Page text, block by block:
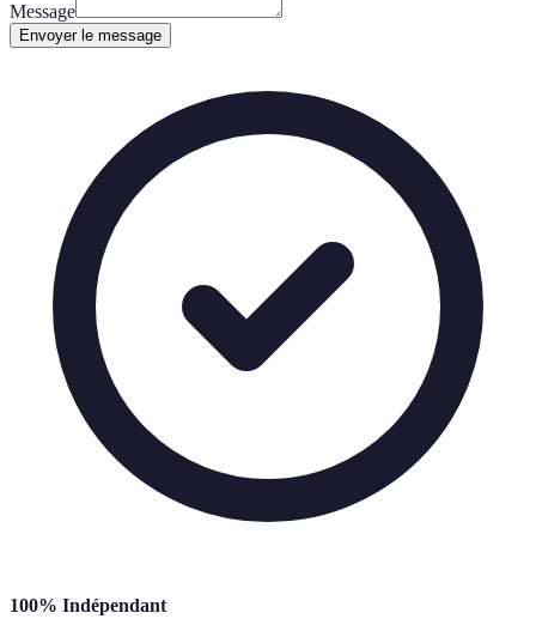
Message
Envoyer le message
100% Indépendant